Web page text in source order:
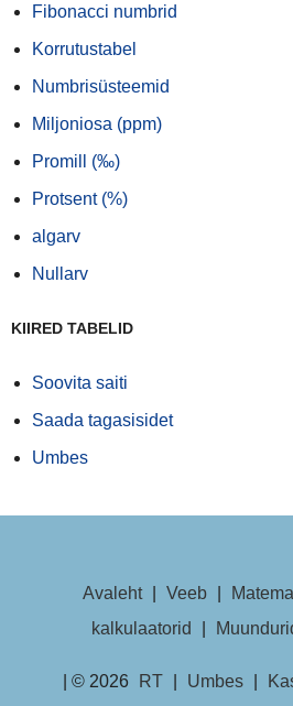
Fibonacci numbrid
Korrutustabel
Numbrisüsteemid
Miljoniosa (ppm)
Promill (‰)
Protsent (%)
algarv
Nullarv
KIIRED TABELID
Soovita saiti
Saada tagasisidet
Umbes
Avaleht Veeb
kalkulaatorid
| © 2026 RT Umbes